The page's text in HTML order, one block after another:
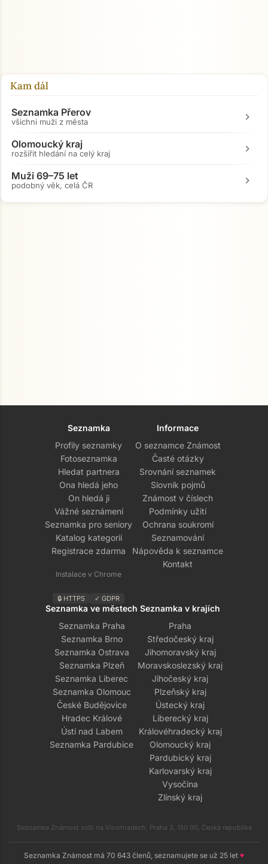
Kam dál
Seznamka Přerov
všichni muži z města chevron_right
Olomoucký kraj
rozšířit hledání na celý kraj chevron_right
Muži 69–75 let
podobný věk, celá ČR chevron_right
Seznamka
Profily seznamky
Fotoseznamka
Hledat partnera
Ona hledá jeho
On hledá ji
Vážné seznámení
Seznamka pro seniory
Katalog kategorií
Registrace zdarma
Instalace v Chrome
🔒 HTTPS ✓ GDPR
Informace
O seznamce Známost
Časté otázky
Srovnání seznamek
Slovník pojmů
Známost v číslech
Podmínky užití
Ochrana soukromí
Seznamování
Nápověda k seznamce
Kontakt
Seznamka ve městech
Seznamka Praha
Seznamka Brno
Seznamka Ostrava
Seznamka Plzeň
Seznamka Liberec
Seznamka Olomouc
České Budějovice
Hradec Králové
Ústí nad Labem
Seznamka Pardubice
Seznamka v krajích
Praha
Středočeský kraj
Jihomoravský kraj
Moravskoslezský kraj
Jihočeský kraj
Plzeňský kraj
Ústecký kraj
Liberecký kraj
Královéhradecký kraj
Olomoucký kraj
Pardubický kraj
Karlovarský kraj
Vysočina
Zlínský kraj
Seznamka Známost sídlí na Vinohradech, Praha 3, 130 00, Česká republika
Seznamka Známost má 70 643 členů, seznamujete se už 25 let ♥